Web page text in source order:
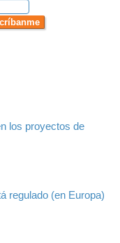
los proyectos de
regulado (en Europa)